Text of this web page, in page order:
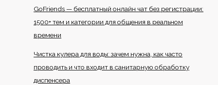
GoFriends — бесплатный онлайн чат без регистрации:
1500+ тем и категории для общения в реальном
времени
Чистка кулера для воды: зачем нужна, как часто
проводить и что входит в санитарную обработку
диспенсера